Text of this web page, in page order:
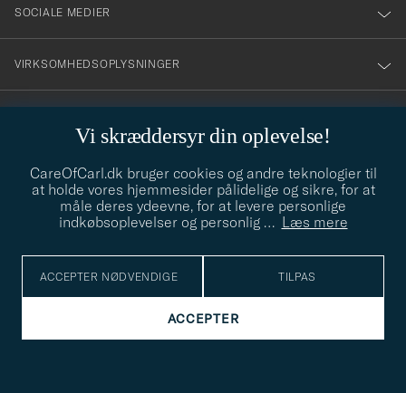
Vi skræddersyr din oplevelse!
CareOfCarl.dk bruger cookies og andre teknologier til
at holde vores hjemmesider pålidelige og sikre, for at
måle deres ydeevne, for at levere personlige
indkøbsoplevelser og personlig … Læs mere
ACCEPTER NØDVENDIGE TILPAS
ACCEPTER
SOCIALE MEDIER
VIRKSOMHEDSOPLYSNINGER
info@careofcarl.dk
Behøver du hjælp til at finde din stil? Lad os hjælpe dig, vi hjælper
gerne til!
STILRÅD